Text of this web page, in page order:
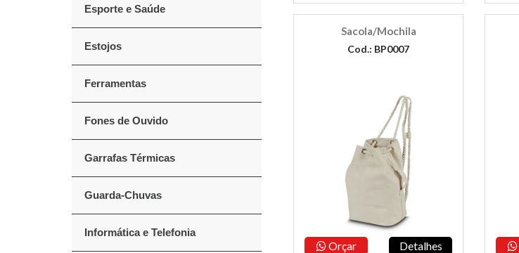
Esporte e Saúde
Estojos
Ferramentas
Fones de Ouvido
Garrafas Térmicas
Guarda-Chuvas
Informática e Telefonia
Sacola/Mochila
Cod.: BP0007
Orçar Detalhes